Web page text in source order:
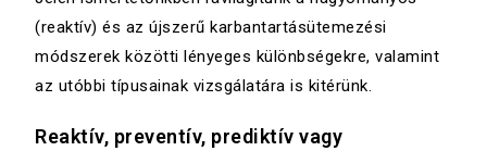
(reaktív) és az újszerű karbantartásütemezési
módszerek közötti lényeges különbségekre, valamint
az utóbbi típusainak vizsgálatára is kitérünk.
Reaktív, preventív, prediktív vagy